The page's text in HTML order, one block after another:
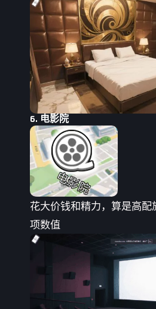
6. 电影院
花大价钱和精力，算是高
项数值